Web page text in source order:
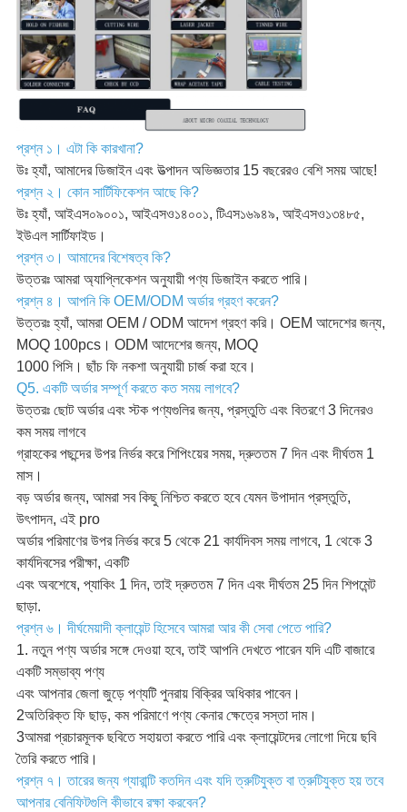
প্রশ্ন ১। এটা কি কারখানা?
উঃ হ্যাঁ, আমাদের ডিজাইন এবং উত্পাদন অভিজ্ঞতার 15 বছরেরও বেশি সময় আছে!
প্রশ্ন ২। কোন সার্টিফিকেশন আছে কি?
উঃ হ্যাঁ, আইএস০৯০০১, আইএসও১৪০০১, টিএস১৬৯৪৯, আইএসও১৩৪৮৫,
ইউএল সার্টিফাইড।
প্রশ্ন ৩। আমাদের বিশেষত্ব কি?
উত্তরঃ আমরা অ্যাপ্লিকেশন অনুযায়ী পণ্য ডিজাইন করতে পারি।
প্রশ্ন ৪। আপনি কি OEM/ODM অর্ডার গ্রহণ করেন?
উত্তরঃ হ্যাঁ, আমরা OEM / ODM আদেশ গ্রহণ করি। OEM আদেশের জন্য,
MOQ 100pcs। ODM আদেশের জন্য, MOQ
1000 পিসি। ছাঁচ ফি নকশা অনুযায়ী চার্জ করা হবে।
Q5. একটি অর্ডার সম্পূর্ণ করতে কত সময় লাগবে?
উত্তরঃ ছোট অর্ডার এবং স্টক পণ্যগুলির জন্য, প্রস্তুতি এবং বিতরণে 3 দিনেরও
কম সময় লাগবে
গ্রাহকের পছন্দের উপর নির্ভর করে শিপিংয়ের সময়, দ্রুততম 7 দিন এবং দীর্ঘতম 1
মাস।
বড় অর্ডার জন্য, আমরা সব কিছু নিশ্চিত করতে হবে যেমন উপাদান প্রস্তুতি,
উৎপাদন, এই pro
অর্ডার পরিমাণের উপর নির্ভর করে 5 থেকে 21 কার্যদিবস সময় লাগবে, 1 থেকে 3
কার্যদিবসের পরীক্ষা, একটি
এবং অবশেষে, প্যাকিং 1 দিন, তাই দ্রুততম 7 দিন এবং দীর্ঘতম 25 দিন শিপমেন্ট
ছাড়া.
প্রশ্ন ৬। দীর্ঘমেয়াদী ক্লায়েন্ট হিসেবে আমরা আর কী সেবা পেতে পারি?
1. নতুন পণ্য অর্ডার সঙ্গে দেওয়া হবে, তাই আপনি দেখতে পারেন যদি এটি বাজারে
একটি সম্ভাব্য পণ্য
এবং আপনার জেলা জুড়ে পণ্যটি পুনরায় বিক্রির অধিকার পাবেন।
2অতিরিক্ত ফি ছাড়, কম পরিমাণে পণ্য কেনার ক্ষেত্রে সস্তা দাম।
3আমরা প্রচারমূলক ছবিতে সহায়তা করতে পারি এবং ক্লায়েন্টদের লোগো দিয়ে ছবি
তৈরি করতে পারি।
প্রশ্ন ৭। তারের জন্য গ্যারান্টি কতদিন এবং যদি ত্রুটিযুক্ত বা ত্রুটিযুক্ত হয় তবে
আপনার বেনিফিটগুলি কীভাবে রক্ষা করবেন?